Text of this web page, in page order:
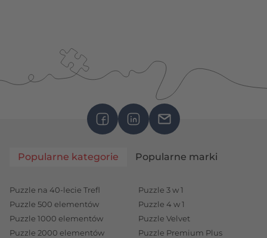
Popularne kategorie Popularne marki
Puzzle na 40-lecie Trefl
Puzzle 500 elementów
Puzzle 1000 elementów
Puzzle 2000 elementów
Puzzle 3 w 1
Puzzle 4 w 1
Puzzle Velvet
Puzzle Premium Plus